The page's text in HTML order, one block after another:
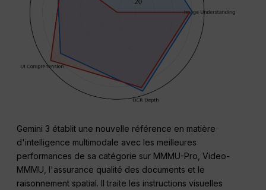
Gemini 3 établit une nouvelle référence en matière
d'intelligence multimodale avec les meilleures
performances de sa catégorie sur MMMU-Pro, Video-
MMMU, l'assurance qualité des documents et le
raisonnement spatial. Il traite les instructions visuelles